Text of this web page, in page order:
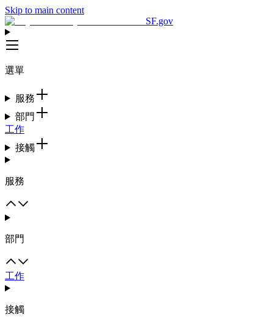
Skip to main content
SF.gov
選單
服務
部門
工作
接觸
服務
部門
工作
接觸